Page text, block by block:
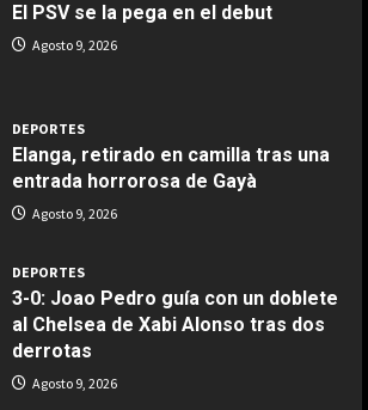
COCINA
Boquerones fritos en freidora de
COCINA
Buñuelos de alcachofas
COCINA
El PSV se la pega en el debut
Agosto 9, 2026
DEPORTES
Elanga, retirado en camilla tras una
entrada horrorosa de Gayà
Agosto 9, 2026
DEPORTES
3-0: Joao Pedro guía con un doblete
al Chelsea de Xabi Alonso tras dos
derrotas
Agosto 9, 2026